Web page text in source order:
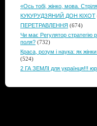
«Ось тобі, жінко, мова.
КУКУРУДЗЯНИЙ ДОН КІХОТ
ПЕРЕТРАВЛЕННЯ (674)
Чи має Регулятор стратегію
поля? (732)
Краса, розум і наука: як
(524)
2 ГА ЗЕМЛІ для українця!!!